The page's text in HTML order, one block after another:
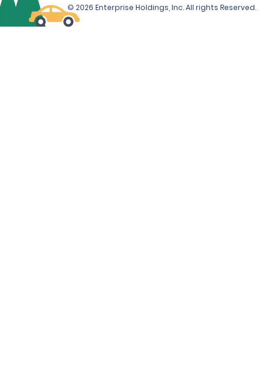
© 2026 Enterprise Holdings, Inc. All rights Reserved.